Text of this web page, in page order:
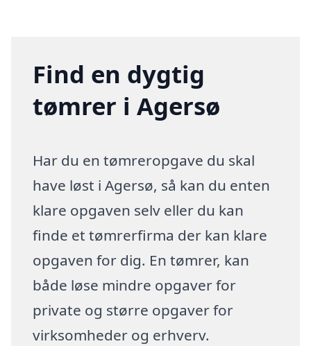
Find en dygtig
tømrer i Agersø
Har du en tømreropgave du skal
have løst i Agersø, så kan du enten
klare opgaven selv eller du kan
finde et tømrerfirma der kan klare
opgaven for dig. En tømrer, kan
både løse mindre opgaver for
private og større opgaver for
virksomheder og erhverv.